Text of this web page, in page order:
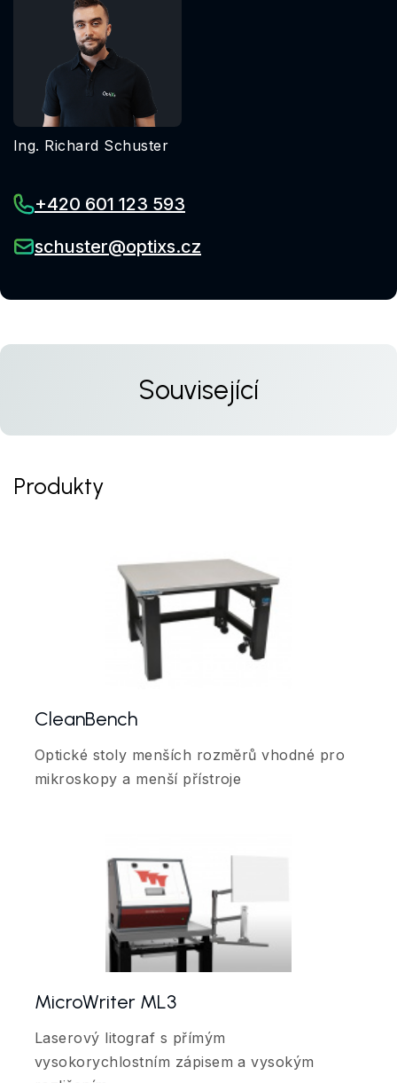
Ing. Richard Schuster
+420 601 123 593
schuster@optixs.cz
Související
Produkty
CleanBench
Optické stoly menších rozměrů vhodné pro
mikroskopy a menší přístroje
MicroWriter ML3
Laserový litograf s přímým
vysokorychlostním zápisem a vysokým